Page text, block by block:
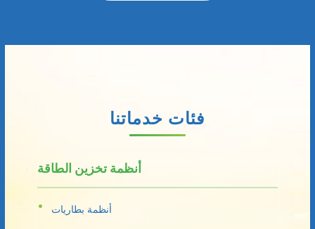
فئات خدماتنا
أنظمة تخزين الطاقة
أنظمة بطاريات